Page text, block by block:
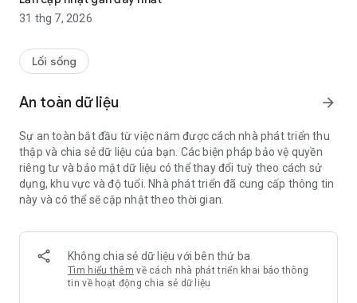
bạn và tình yêu — ngoài đời thực, không qua màn hình.
nhưng thật ra, chúng mình muốn bạn dành càng ít thời gian
trên app càng tốt. Làm bài kiểm tra tương hợp, nhận lời giới
một bài đăng Facebook lan truyền khắp nơi. Nếu không có
công nghệ và hàng nghìn người tốt bụng, điều đó sẽ không bao
giờ xảy ra. Nhưng mối quan hệ của chúng mình chỉ thực sự bắt
đầu khi gặp nhau trực tiếp. Đó là triết lý của Fika: dùng công
nghệ ở những bước cần thiết — rồi bước ra ngoài và gặp gỡ
Tại Fika, mỗi thành viên đều được đội ngũ xác minh trực tiếp —
không phải thuật toán, mà là con người thật. Bạn không chỉ an
toàn ở đây, bạn còn được bao quanh bởi những người thực sự
31 thg 7, 2026
Lối sống
An toàn dữ liệu arrow_forward
Sự an toàn bắt đầu từ việc nắm được cách nhà phát triển thu
thập và chia sẻ dữ liệu của bạn. Các biện pháp bảo vệ quyền
riêng tư và bảo mật dữ liệu có thể thay đổi tuỳ theo cách sử
dụng, khu vực và độ tuổi. Nhà phát triển đã cung cấp thông tin
này và có thể sẽ cập nhật theo thời gian.
Không chia sẻ dữ liệu với bên thứ ba
Tìm hiểu thêm về cách nhà phát triển khai báo thông
tin về hoạt động chia sẻ dữ liệu